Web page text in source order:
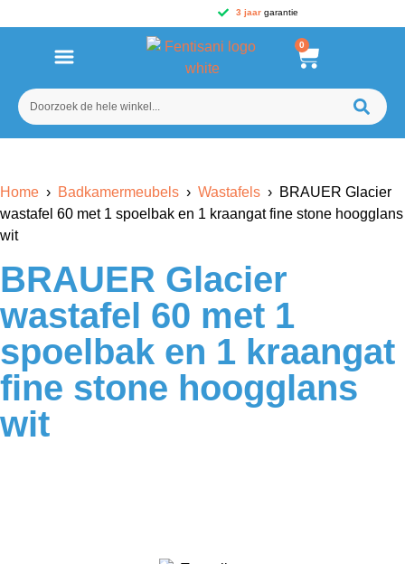
3 jaargarantie
0
Home › Badkamermeubels › Wastafels › BRAUER Glacier
wastafel 60 met 1 spoelbak en 1 kraangat fine stone hoogglans
wit
BRAUER Glacier
wastafel 60 met 1
spoelbak en 1 kraangat
fine stone hoogglans
wit